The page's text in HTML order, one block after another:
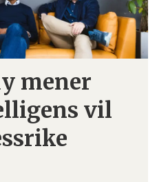
mener
vil